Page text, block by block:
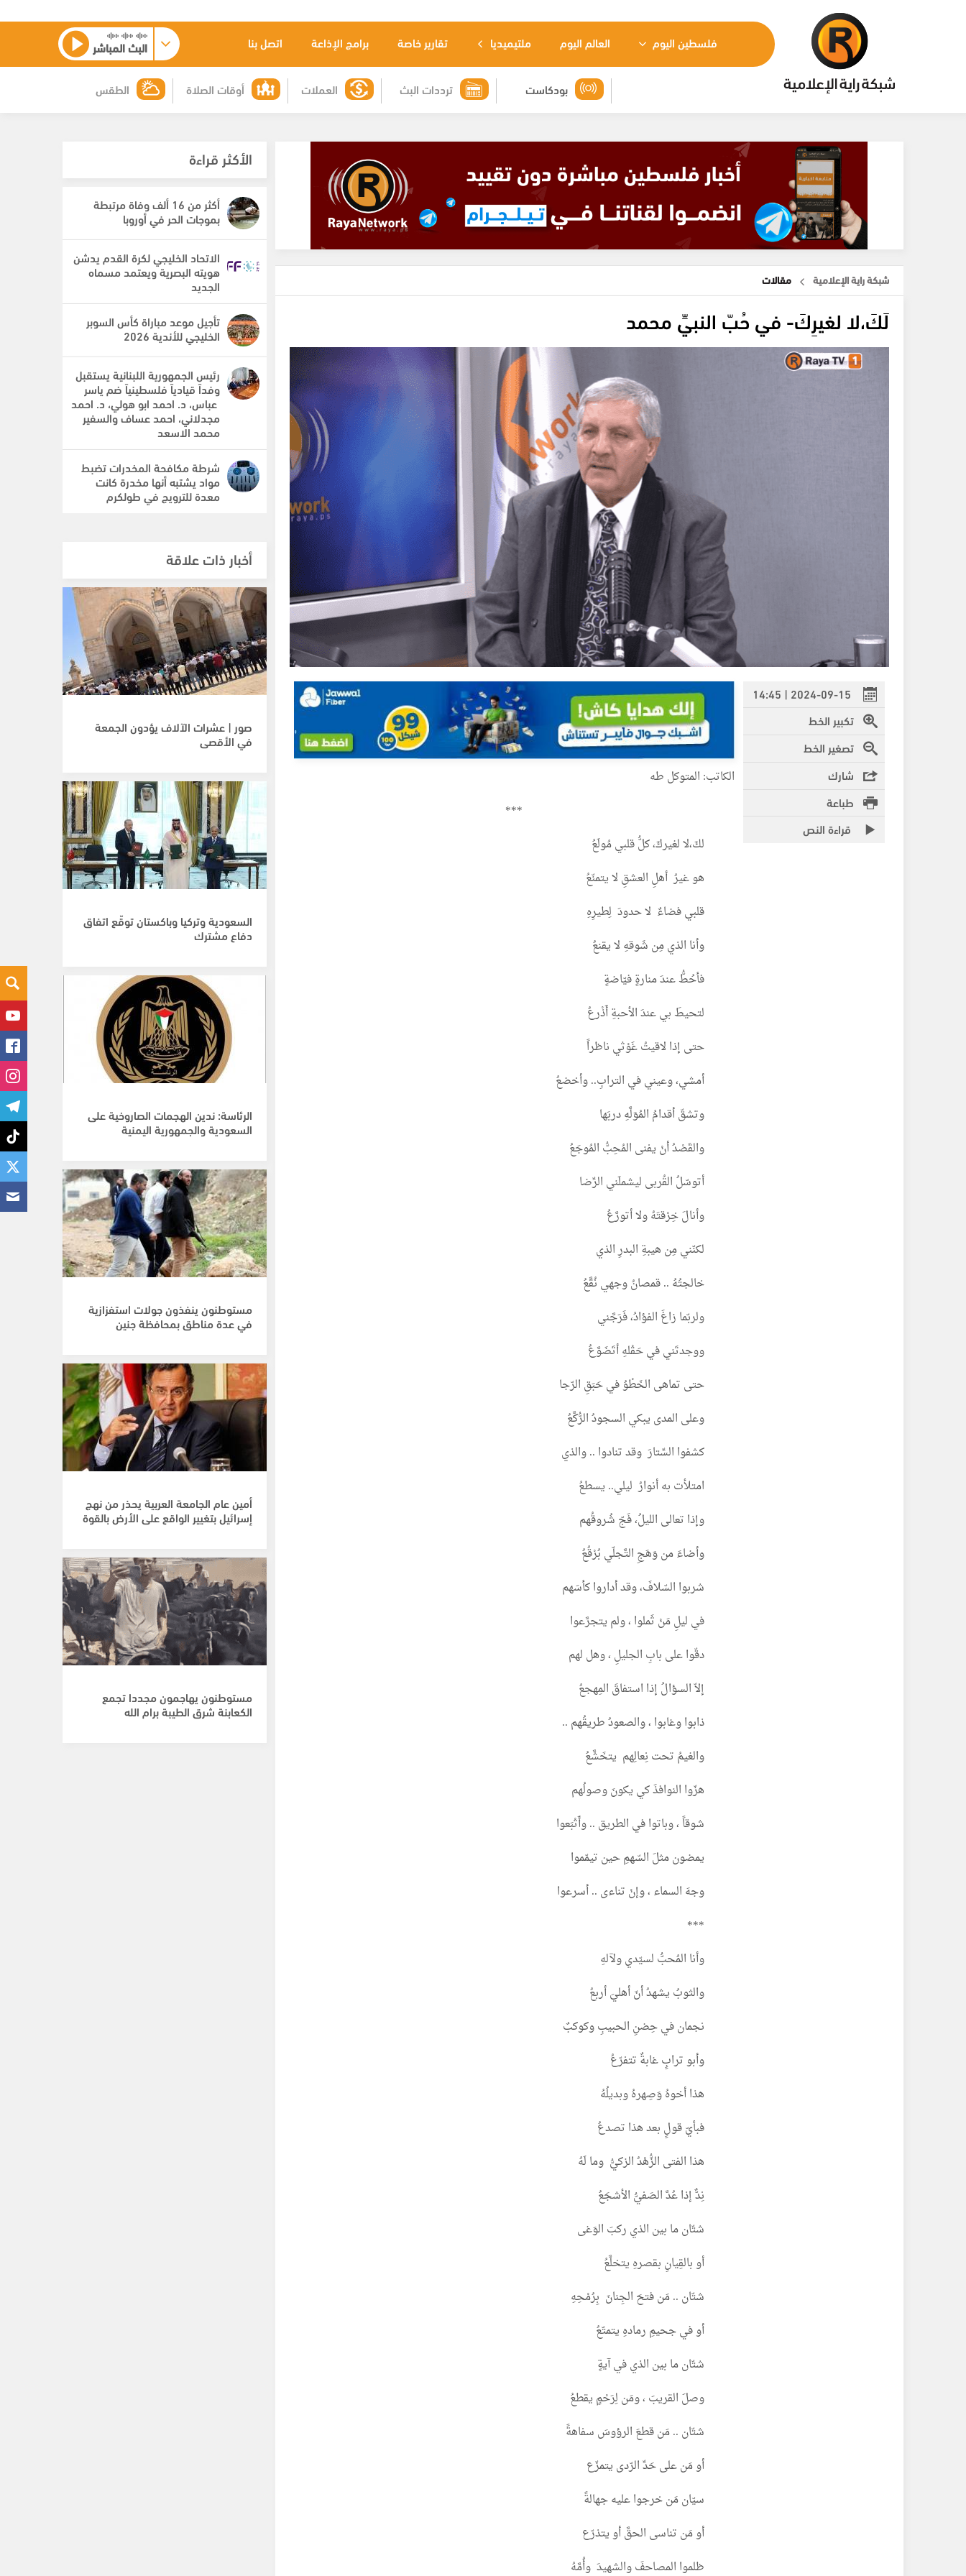
فلسطين اليوم العالم اليوم ملتيميديا تقارير خاصة برامج الإذاعة اتصل بنا البث المباشر
الطقس أوقات الصلاة العملات ترددات البث بودكاست
شبكة راية الإعلامية مقالات
لَكَ،لا لغيرِكَ- في حُبّ النبيِّ محمد
2024-09-15 | 14:45
تكبير الخط
تصغير الخط
شارك
طباعة
قراءة النص
الكاتب: المتوكل طه
***
لكَ،لا لغيركَ، كلُّ قلبي مُولَعُ
هو غيرُ أهلِ العشقِ لا يتمنّعُ
قلبي فضاءٌ لا حدودَ لِطيرِهِ
وأنا الذي مِن شَوقهِ لا يقنعُ
فأحُطُّ عندَ منارةٍ فيّاضةٍ
لتحيطَ بي عندَ الأحبةِ أَذْرعُ
حتى إذا لاقيتُ غَوْثي ناظراً
أمشي، وعيني في الترابِ.. وأخضعُ
وتشقّ أقدامُ المُوَلَّهِ دربَها
والقَصْدُ أنْ يفنى المُحِبُّ المُوجَعُ
أتوسّلُ القُربى ليشملَني الرِّضا
وأنالَ خِرْقتَهُ ولا أتورَّعُ
لكنّني مِن هيبةِ البدرِ الذي
خالجتُهُ .. قمصانُ وجهي نُقَّعُ
ولربّما زاغَ الفؤادُ، فَرَجَّني
ووجدتَني في حَقْلهِ أتَضَوَّعُ
حتى تماهى الخَطْوُ في حَبَقِ الرّجا
وعلى المدى يبكي السجودُ الرُّكَّعُ
كشفوا السِّتارَ وقد تنادوا .. والذي
امتلأت به أنوارُ ليلي.. يسطعُ
وإذا تعالى الليلُ، فَجّ شُروقُهم
وأضاءَ من وَهَجِ التَّجلّي بُرْقُعُ
شربوا السّلافَ، وقد أداروا كأسَهم
في ليلِ مَنْ ثَملوا ، ولم يتجرَّعوا
دقّوا على بابِ الجليلِ ، وهل لهم
إلاّ السؤالُ إذا استفاقَ المِهجعُ
ذابوا وغابوا ، والصعودُ طريقُهم ..
والغيمُ تحت نِعالِهم يتخَشَّعُ
هزّوا النوافذَ كي يكونَ وصولُهم
شوقاً ، وباتوا في الطريق .. وأَتْبَعوا
يمضون مثلَ السّهمِ حين تيمّموا
وجهَ السماء ، وإنْ تناءى .. أسرعوا
***
وأنا المُحبُّ لسيّدي ولآلهِ
والثوبُ يشهدُ أنّ أهليَ أربعُ
نجمان في حِضنِ الحبيبِ وكوكبٌ
وأبو ترابٍ غابةٌ تتفرّعُ
هذا أخوهُ وَصِهرهُ وبديلُهُ
فبأيّ قولٍ بعد هذا تصدعُ
هذا الفتى الزُّهْدُ الزكيُّ وما لَهُ
نِدٌّ إذا عُدَّ الصَفيُّ الأشجَعُ
شتّان ما بين الذي ركبَ الوَغى
أو بالقِيانِ بقصرهِ يتخلَّعُ
شتّان .. مَن فتحَ الجِنانَ بِرُمْحِهِ
أو في جحيمِ رمادهِ يتمتّعُ
شتّان ما بين الذي في آيةٍ
وصلَ القريبَ ، ومَن لِرَحْمٍ يقطعُ
شتّان .. مَن قطعَ الرؤوسَ سفاهةً
أو مَن على حَدِّ الرّدى يتمزّع
سيّان مَن خرجوا عليه جهالةً
أو مَن تناسى الحقَّ أو يتذرّع
ظلموا المصاحفَ والشهيدَ وأُمَّهُ
الأكثر قراءة
أكثر من 16 ألف وفاة مرتبطة
بموجات الحر في أوروبا
الاتحاد الخليجي لكرة القدم يدشن
هويته البصرية ويعتمد مسماه
الجديد
تأجيل موعد مباراة كأس السوبر
الخليجي للأندية 2026
رئيس الجمهورية اللبنانية يستقبل
وفداً قيادياً فلسطينياً ضم ياسر
عباس، د. احمد ابو هولي، د. احمد
مجدلاني، احمد عساف والسفير
محمد الاسعد
شرطة مكافحة المخدرات تضبط
مواد يشتبه أنها مخدرة كانت
معدة للترويج في طولكرم
أخبار ذات علاقة
صور | عشرات الآلاف يؤدون الجمعة
في الأقصى
السعودية وتركيا وباكستان توقّع اتفاق
دفاع مشترك
الرئاسة: ندين الهجمات الصاروخية على
السعودية والجمهورية اليمنية
مستوطنون ينفذون جولات استفزازية
في عدة مناطق بمحافظة جنين
أمين عام الجامعة العربية يحذر من نهج
إسرائيل بتغيير الواقع على الأرض بالقوة
مستوطنون يهاجمون مجددا تجمع
الكعابنة شرق الطيبة برام الله